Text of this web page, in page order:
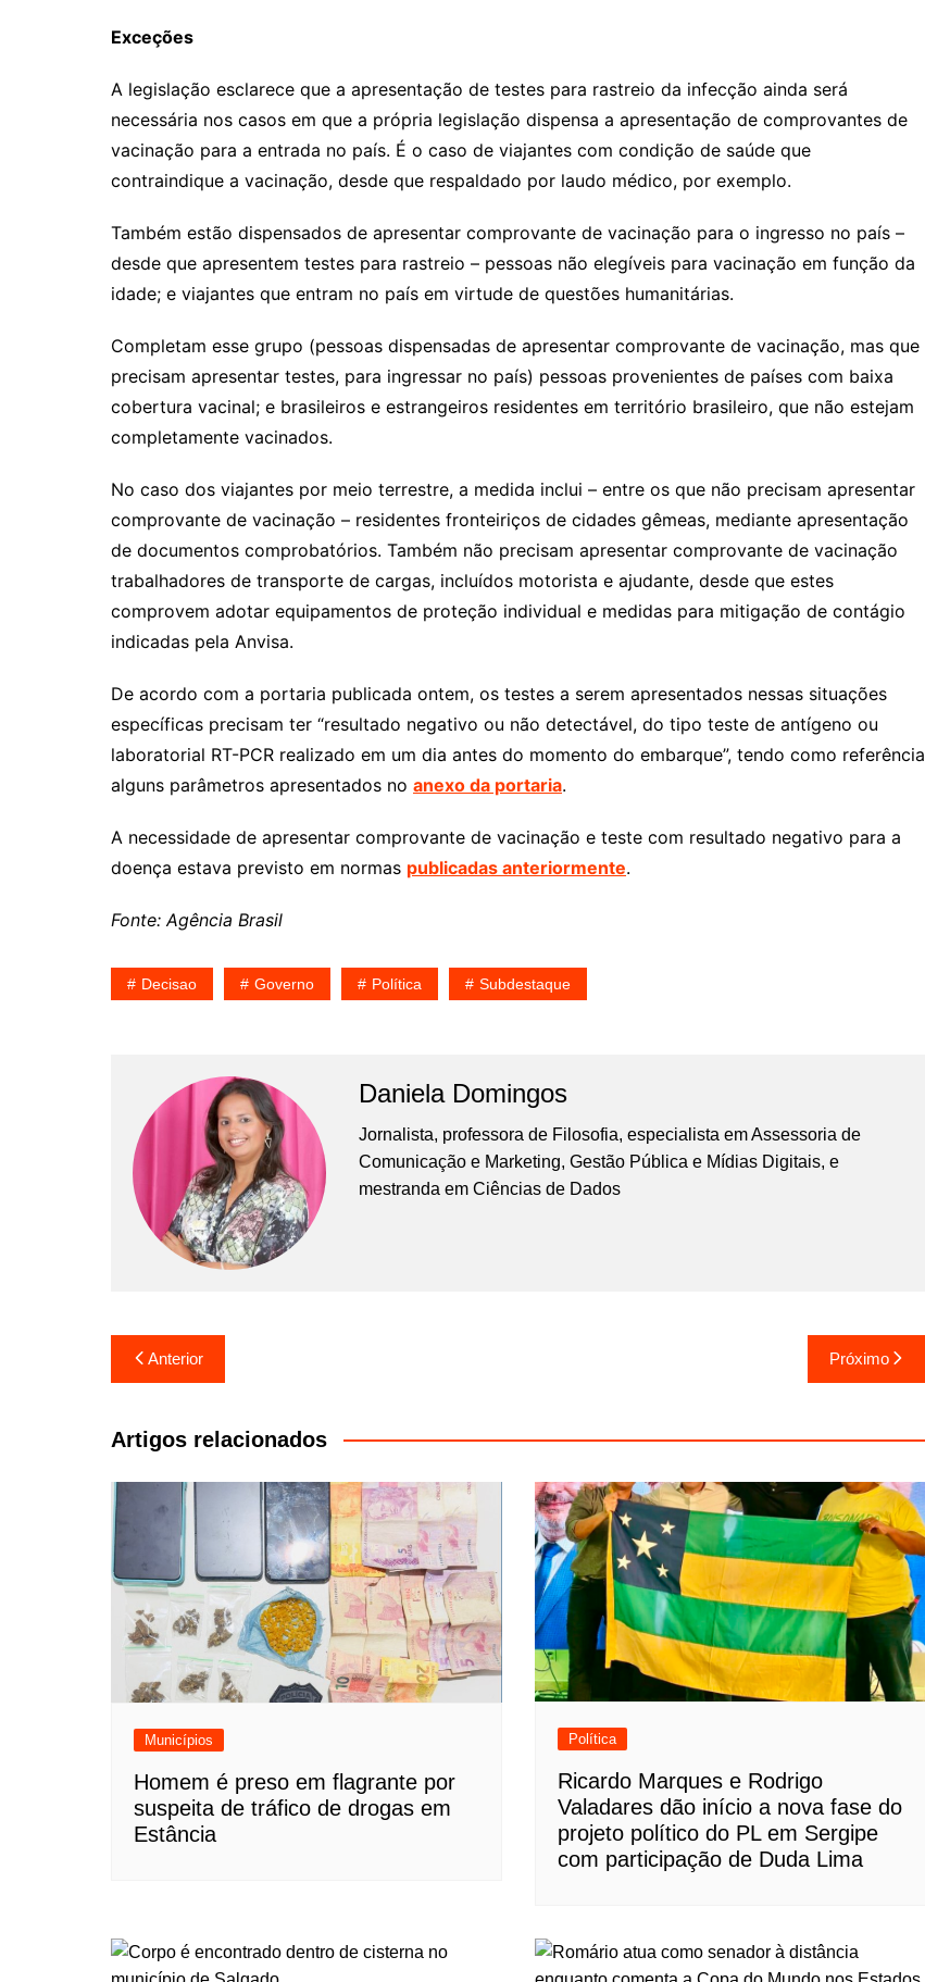
Exceções
A legislação esclarece que a apresentação de testes para rastreio da infecção ainda será
necessária nos casos em que a própria legislação dispensa a apresentação de comprovantes de
vacinação para a entrada no país. É o caso de viajantes com condição de saúde que
contraindique a vacinação, desde que respaldado por laudo médico, por exemplo.
Também estão dispensados de apresentar comprovante de vacinação para o ingresso no país –
desde que apresentem testes para rastreio – pessoas não elegíveis para vacinação em função da
idade; e viajantes que entram no país em virtude de questões humanitárias.
Completam esse grupo (pessoas dispensadas de apresentar comprovante de vacinação, mas que
precisam apresentar testes, para ingressar no país) pessoas provenientes de países com baixa
cobertura vacinal; e brasileiros e estrangeiros residentes em território brasileiro, que não estejam
completamente vacinados.
No caso dos viajantes por meio terrestre, a medida inclui – entre os que não precisam apresentar
comprovante de vacinação – residentes fronteiriços de cidades gêmeas, mediante apresentação
de documentos comprobatórios. Também não precisam apresentar comprovante de vacinação
trabalhadores de transporte de cargas, incluídos motorista e ajudante, desde que estes
comprovem adotar equipamentos de proteção individual e medidas para mitigação de contágio
indicadas pela Anvisa.
De acordo com a portaria publicada ontem, os testes a serem apresentados nessas situações
específicas precisam ter “resultado negativo ou não detectável, do tipo teste de antígeno ou
laboratorial RT-PCR realizado em um dia antes do momento do embarque”, tendo como referência
alguns parâmetros apresentados no anexo da portaria.
A necessidade de apresentar comprovante de vacinação e teste com resultado negativo para a
doença estava previsto em normas publicadas anteriormente.
Fonte: Agência Brasil
Decisao Governo Política Subdestaque
Daniela Domingos
Jornalista, professora de Filosofia, especialista em Assessoria de
Comunicação e Marketing, Gestão Pública e Mídias Digitais, e
mestranda em Ciências de Dados
Navegação
de
Post
Anterior Próximo
Artigos relacionados
Municípios
Homem é preso em flagrante por
suspeita de tráfico de drogas em
Estância
Política
Ricardo Marques e Rodrigo
Valadares dão início a nova fase do
projeto político do PL em Sergipe
com participação de Duda Lima